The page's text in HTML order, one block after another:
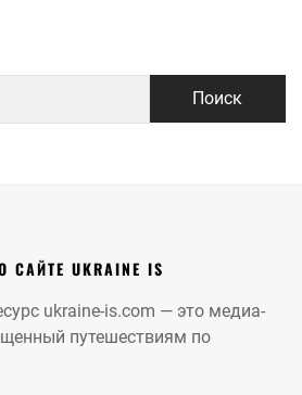
САЙТЕ UKRAINE IS
ukraine-is.com — это медиа-
путешествиям по